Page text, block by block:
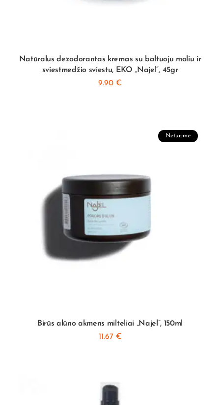
Natūralus dezodorantas kremas su baltuoju moliu ir
sviestmedžio sviestu, EKO „Najel”, 45gr
9.90 €
Neturime
Birūs alūno akmens milteliai „Najel”, 150ml
11.67 €